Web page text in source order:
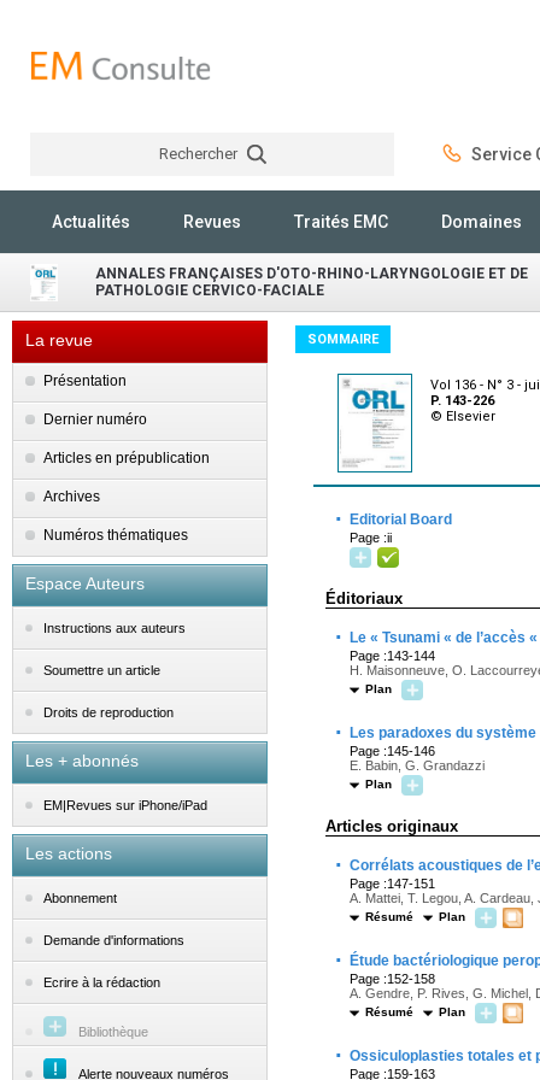
Rechercher Service
Actualités Revues Traités EMC Domaines
ANNALES FRANÇAISES D'OTO-RHINO-LARYNGOLOGIE ET DE
PATHOLOGIE CERVICO-FACIALE
La revue
Présentation
Dernier numéro
Articles en prépublication
Archives
Numéros thématiques
Espace Auteurs
Instructions aux auteurs
Soumettre un article
Droits de reproduction
Les + abonnés
EM|Revues sur iPhone/iPad
Les actions
Abonnement
Demande d'informations
Ecrire à la rédaction
Bibliothèque
Alerte nouveaux numéros
SOMMAIRE
Vol 136 - N° 3 -
P. 143-226
© Elsevier
· Editorial Board
Page :ii
Éditoriaux
· Le « Tsunami « de l’accès
Page :143-144
H. Maisonneuve, O.
Plan
· Les paradoxes du
Page :145-146
E. Babin, G. Grandazzi
Plan
Articles originaux
· Corrélats acoustiques de
Page :147-151
A. Mattei, T. Legou, A.
Résumé Plan
· Étude bactériologique
Page :152-158
A. Gendre, P. Rives, G. Michel,
Résumé Plan
· Ossiculoplasties totales et
Page :159-163